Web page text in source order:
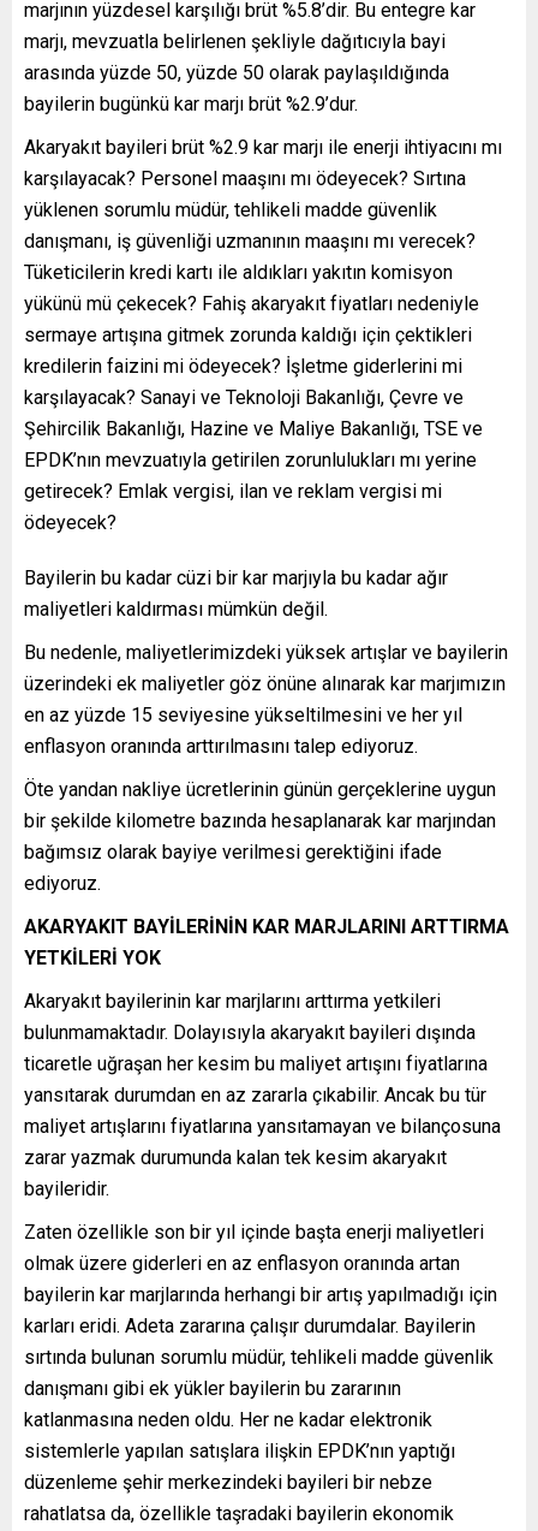
marjının yüzdesel karşılığı brüt %5.8’dir. Bu entegre kar
marjı, mevzuatla belirlenen şekliyle dağıtıcıyla bayi
arasında yüzde 50, yüzde 50 olarak paylaşıldığında
bayilerin bugünkü kar marjı brüt %2.9’dur.
Akaryakıt bayileri brüt %2.9 kar marjı ile enerji ihtiyacını mı
karşılayacak? Personel maaşını mı ödeyecek? Sırtına
yüklenen sorumlu müdür, tehlikeli madde güvenlik
danışmanı, iş güvenliği uzmanının maaşını mı verecek?
Tüketicilerin kredi kartı ile aldıkları yakıtın komisyon
yükünü mü çekecek? Fahiş akaryakıt fiyatları nedeniyle
sermaye artışına gitmek zorunda kaldığı için çektikleri
kredilerin faizini mi ödeyecek? İşletme giderlerini mi
karşılayacak? Sanayi ve Teknoloji Bakanlığı, Çevre ve
Şehircilik Bakanlığı, Hazine ve Maliye Bakanlığı, TSE ve
EPDK’nın mevzuatıyla getirilen zorunlulukları mı yerine
getirecek? Emlak vergisi, ilan ve reklam vergisi mi
ödeyecek?
Bayilerin bu kadar cüzi bir kar marjıyla bu kadar ağır
maliyetleri kaldırması mümkün değil.
Bu nedenle, maliyetlerimizdeki yüksek artışlar ve bayilerin
üzerindeki ek maliyetler göz önüne alınarak kar marjımızın
en az yüzde 15 seviyesine yükseltilmesini ve her yıl
enflasyon oranında arttırılmasını talep ediyoruz.
Öte yandan nakliye ücretlerinin günün gerçeklerine uygun
bir şekilde kilometre bazında hesaplanarak kar marjından
bağımsız olarak bayiye verilmesi gerektiğini ifade
ediyoruz.
AKARYAKIT BAYİLERİNİN KAR MARJLARINI ARTTIRMA
YETKİLERİ YOK
Akaryakıt bayilerinin kar marjlarını arttırma yetkileri
bulunmamaktadır. Dolayısıyla akaryakıt bayileri dışında
ticaretle uğraşan her kesim bu maliyet artışını fiyatlarına
yansıtarak durumdan en az zararla çıkabilir. Ancak bu tür
maliyet artışlarını fiyatlarına yansıtamayan ve bilançosuna
zarar yazmak durumunda kalan tek kesim akaryakıt
bayileridir.
Zaten özellikle son bir yıl içinde başta enerji maliyetleri
olmak üzere giderleri en az enflasyon oranında artan
bayilerin kar marjlarında herhangi bir artış yapılmadığı için
karları eridi. Adeta zararına çalışır durumdalar. Bayilerin
sırtında bulunan sorumlu müdür, tehlikeli madde güvenlik
danışmanı gibi ek yükler bayilerin bu zararının
katlanmasına neden oldu. Her ne kadar elektronik
sistemlerle yapılan satışlara ilişkin EPDK’nın yaptığı
düzenleme şehir merkezindeki bayileri bir nebze
rahatlatsa da, özellikle taşradaki bayilerin ekonomik